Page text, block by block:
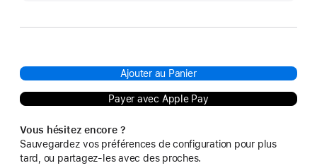
Ajouter au Panier
Payer avec Apple Pay
Vous hésitez encore ?
Sauvegardez vos préférences de configuration pour plus
tard, ou partagez-les avec des proches.